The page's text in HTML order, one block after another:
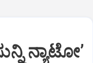
ನ್ಯಾಟೋ’